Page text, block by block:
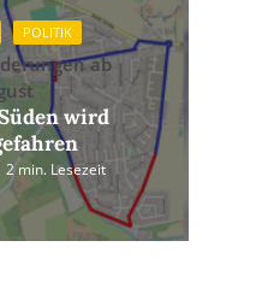
POLITIK
ab
wird
2 min. Lesezeit